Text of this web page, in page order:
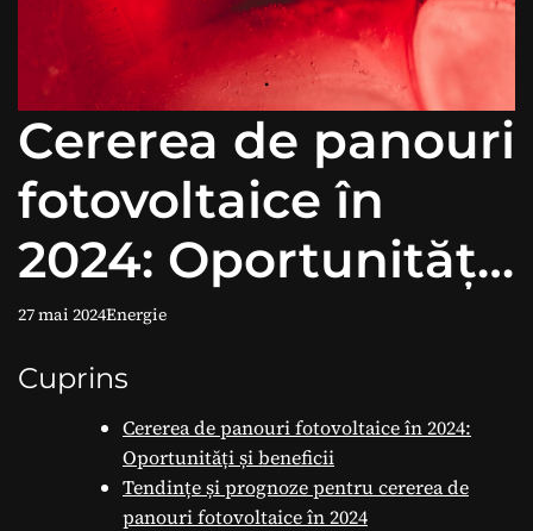
Cererea de panouri
fotovoltaice în
2024: Oportunități
și beneficii.
27 mai 2024Energie
Cuprins
Cererea de panouri fotovoltaice în 2024:
Oportunități și beneficii
Tendințe și prognoze pentru cererea de
panouri fotovoltaice în 2024